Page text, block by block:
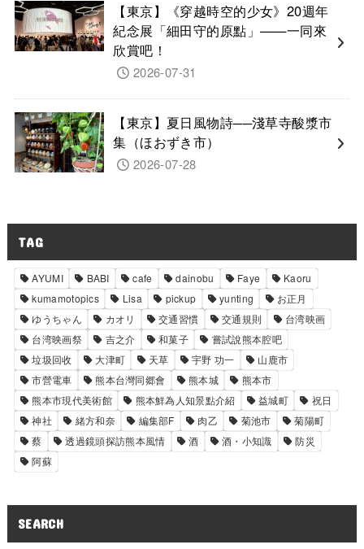
【東京】《穿越時空的少女》20週年
紀念展「細田守的原點」——一同來
欣賞吧！
2026-07-31
【東京】夏日風物詩──淺草寺酸漿市
集（ほおずき市）
2026-07-28
TAG
AYUMI BABI cafe dainobu Faye
Kaoru
kumamotopics
Lisa pickup yunting
お正月
ゆうちゃん
カオリ 交通習慣 交通規則
台湾映画
台湾映画祭
吉之介 和菓子
嘗試說熊本腔吧
垃圾回收
大津町 天草 宇野 功一
山鹿市
市營電車
熊本台灣同郷會 熊本城
熊本市
熊本市現代美術館
熊本鮮為人知景點介紹 益城町
祝日
神社
緒方和奈 編集部F 肉乙 菊池市
菊陽町
蔡
透過鏡頭探訪熊本風情 酒 酒・小知識
防災
阿蘇
SEARCH